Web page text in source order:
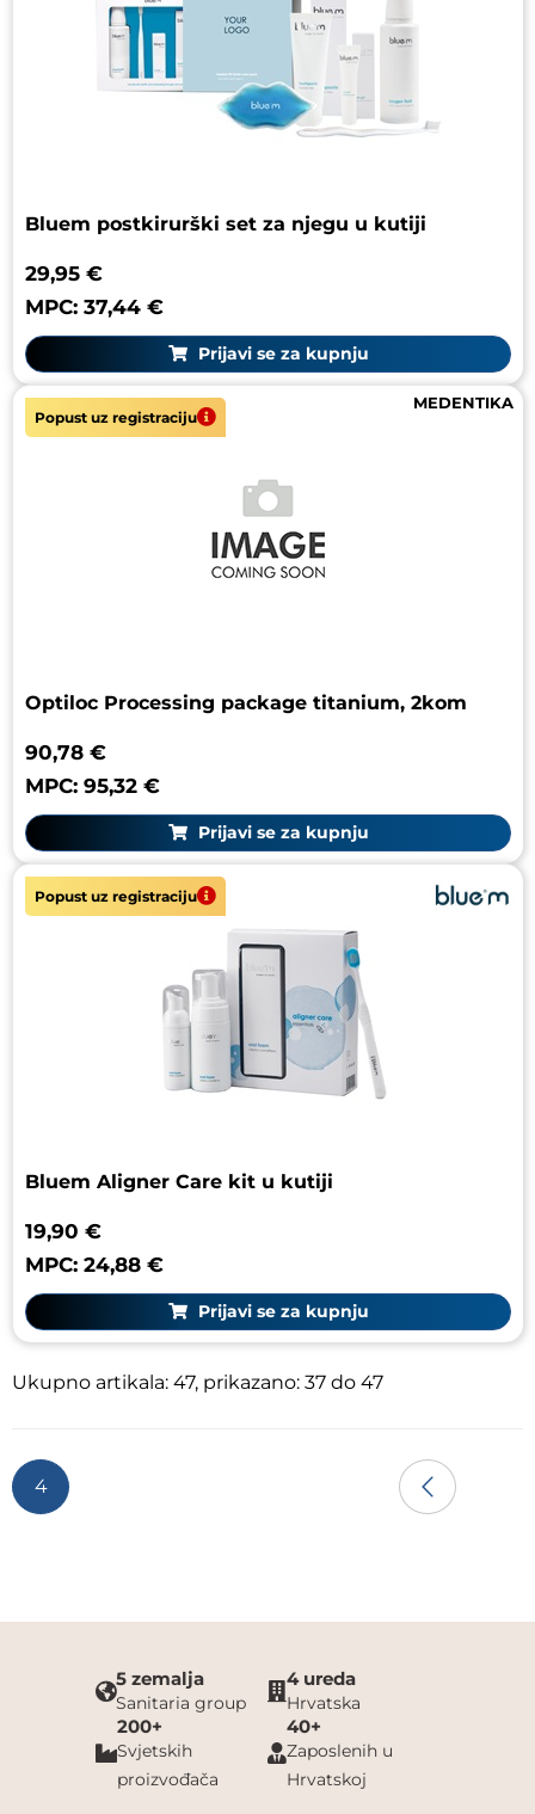
Bluem postkirurški set za njegu u kutiji
29,95 €
MPC: 37,44 €
Prijavi se za kupnju
Popust uz registraciju
Optiloc Processing package titanium, 2kom
90,78 €
MPC: 95,32 €
MEDENTIKA
Prijavi se za kupnju
Popust uz registraciju
Bluem Aligner Care kit u kutiji
19,90 €
MPC: 24,88 €
Prijavi se za kupnju
Ukupno artikala: 47, prikazano: 37 do 47
4
5 zemalja
Sanitaria group
4 ureda
Hrvatska
200+
Svjetskih
proizvođača
40+
Zaposlenih u
Hrvatskoj